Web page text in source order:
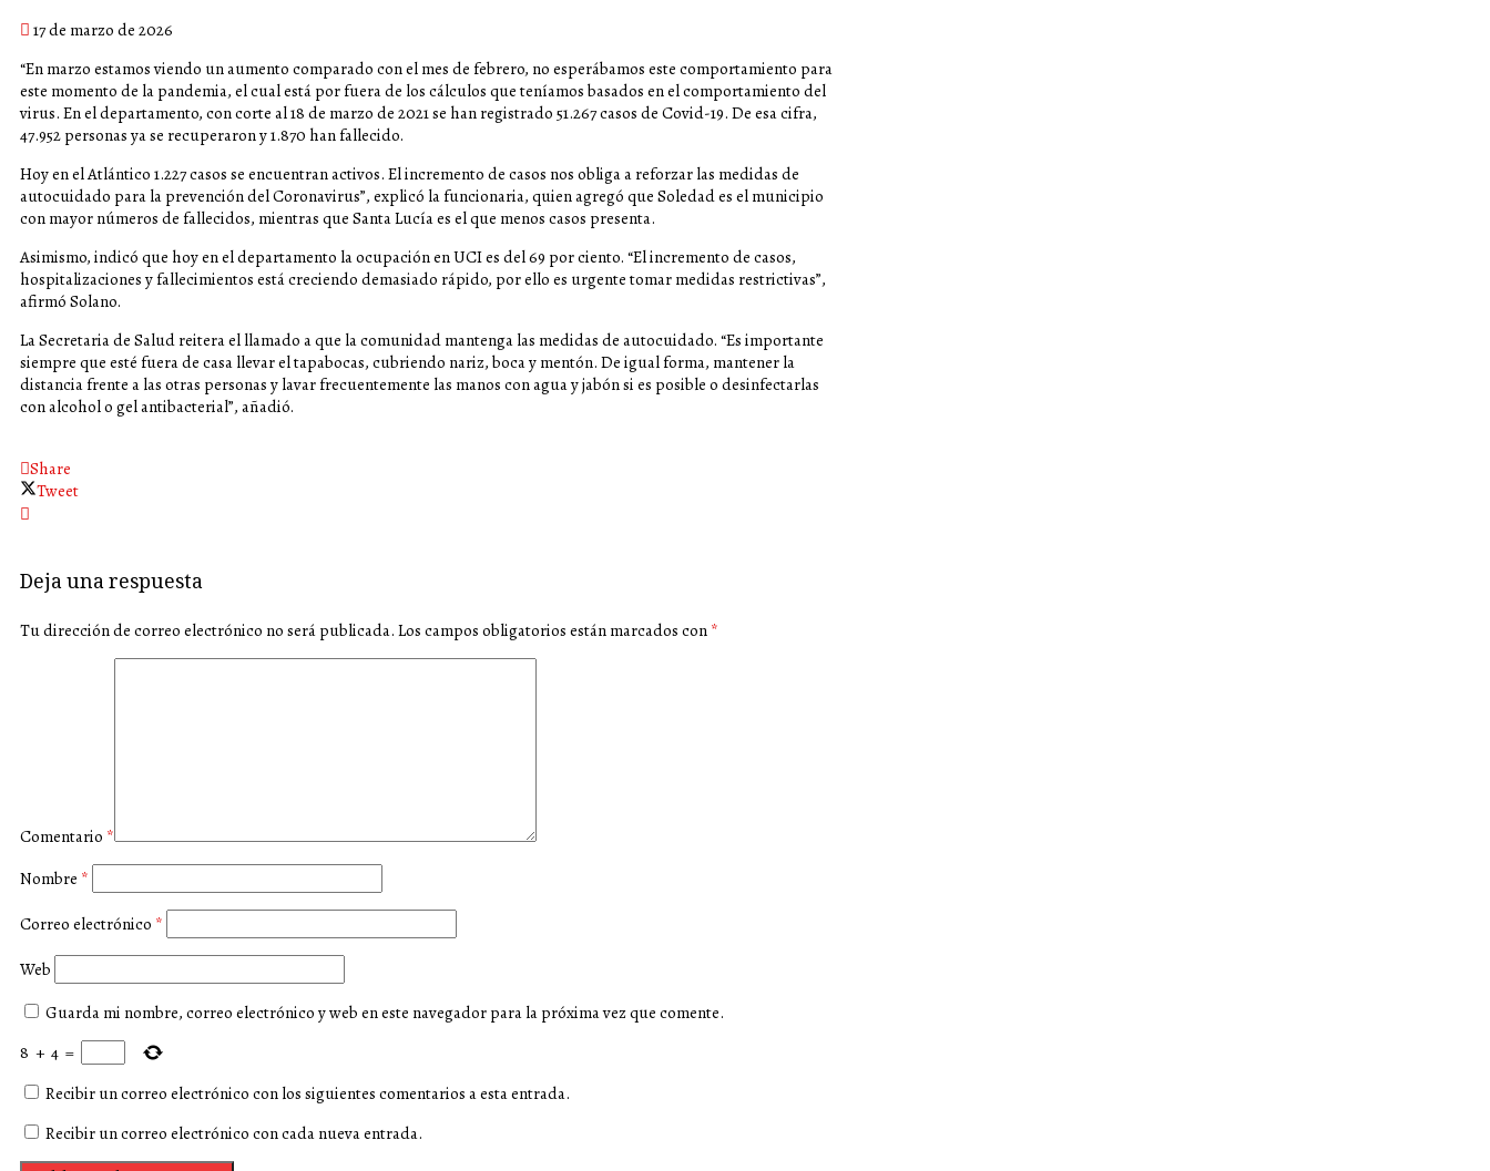
17 de marzo de 2026
“En marzo estamos viendo un aumento comparado con el mes de febrero, no esperábamos este comportamiento para
este momento de la pandemia, el cual está por fuera de los cálculos que teníamos basados en el comportamiento del
virus. En el departamento, con corte al 18 de marzo de 2021 se han registrado 51.267 casos de Covid-19. De esa cifra,
47.952 personas ya se recuperaron y 1.870 han fallecido.
Hoy en el Atlántico 1.227 casos se encuentran activos. El incremento de casos nos obliga a reforzar las medidas de
autocuidado para la prevención del Coronavirus”, explicó la funcionaria, quien agregó que Soledad es el municipio
con mayor números de fallecidos, mientras que Santa Lucía es el que menos casos presenta.
Asimismo, indicó que hoy en el departamento la ocupación en UCI es del 69 por ciento. “El incremento de casos,
hospitalizaciones y fallecimientos está creciendo demasiado rápido, por ello es urgente tomar medidas restrictivas”,
afirmó Solano.
La Secretaria de Salud reitera el llamado a que la comunidad mantenga las medidas de autocuidado. “Es importante
siempre que esté fuera de casa llevar el tapabocas, cubriendo nariz, boca y mentón. De igual forma, mantener la
distancia frente a las otras personas y lavar frecuentemente las manos con agua y jabón si es posible o desinfectarlas
con alcohol o gel antibacterial”, añadió.
Share
Tweet
Deja una respuesta
Tu dirección de correo electrónico no será publicada. Los campos obligatorios están marcados con *
Comentario *
Nombre *
Correo electrónico *
Web
Guarda mi nombre, correo electrónico y web en este navegador para la próxima vez que comente.
8 + 4 =
Recibir un correo electrónico con los siguientes comentarios a esta entrada.
Recibir un correo electrónico con cada nueva entrada.